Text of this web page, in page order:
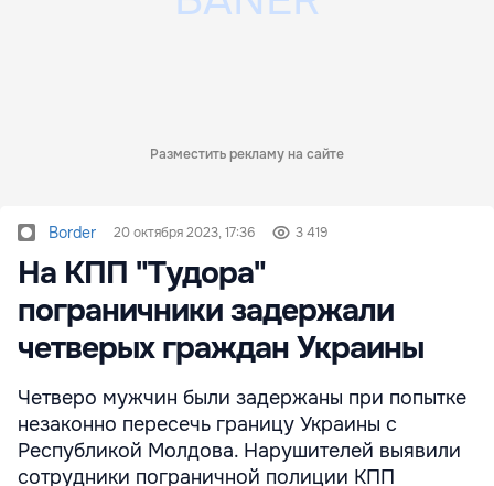
Разместить рекламу на сайте
Border 20 октября 2023, 17:36 3 419
На КПП "Тудора"
пограничники задержали
четверых граждан Украины
Четверо мужчин были задержаны при попытке
незаконно пересечь границу Украины с
Республикой Молдова. Нарушителей выявили
сотрудники пограничной полиции КПП